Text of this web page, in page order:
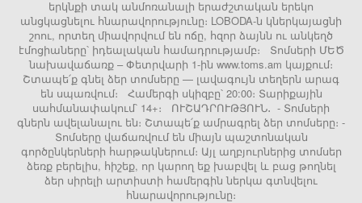
երկնքի տակ անմոռանալի երաժշտական երեկո
անցկացնելու հնարավորությունը։ LOBODA-ն կներկայացնի
շոու, որտեղ միավորվում են ոճը, հզոր ձայնն ու անկեղծ
էմոցիաները՝ իդեալական համադրությամբ։ Տոմսերի ՄԵԾ
նախավաճառք – Փետրվարի 1-ին www.toms.am կայքում։
Շտապե՛ք գնել ձեր տոմսերը — լավագույն տեղերն արագ
են սպառվում։ Համերգի սկիզբը՝ 20:00։ Տարիքային
սահմանափակում՝ 14+։ ՈՒՇԱԴՐՈՒԹՅՈՒՆ․ - Տոմսերի
գներն ավելանալու են։ Շտապե՛ք ամրագրել ձեր տոմսերը։ -
Տոմսերը վաճառվում են միայն պաշտոնական
գործընկերների հարթակներում։ Այլ աղբյուրներից տոմսեր
ձեռք բերելիս, հիշեք, որ կարող եք խաբվել և բաց թողնել
ձեր սիրելի արտիստի համերգին ներկա գտնվելու
հնարավորությունը։